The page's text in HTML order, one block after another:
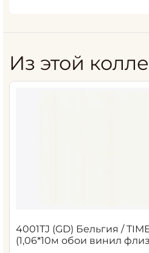
Из этой
4001TJ (GD) Бельгия /